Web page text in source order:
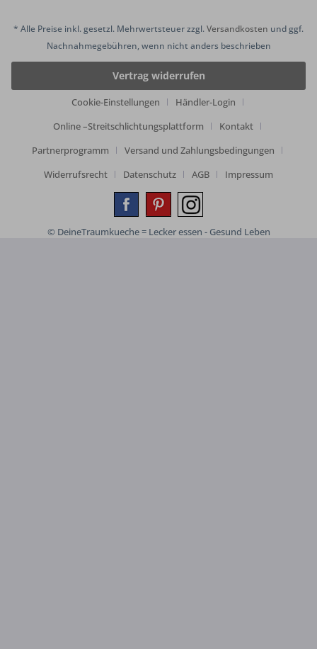
* Alle Preise inkl. gesetzl. Mehrwertsteuer zzgl.Versandkosten und ggf.
Nachnahmegebühren, wenn nicht anders beschrieben
Vertrag widerrufen
Cookie-Einstellungen
Händler-Login
Online –Streitschlichtungsplattform
Kontakt
Partnerprogramm
Versand und Zahlungsbedingungen
Widerrufsrecht
Datenschutz AGB Impressum
© DeineTraumkueche = Lecker essen - Gesund Leben